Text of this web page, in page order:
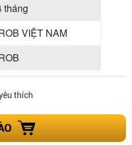
tháng
VIỆT NAM
thích